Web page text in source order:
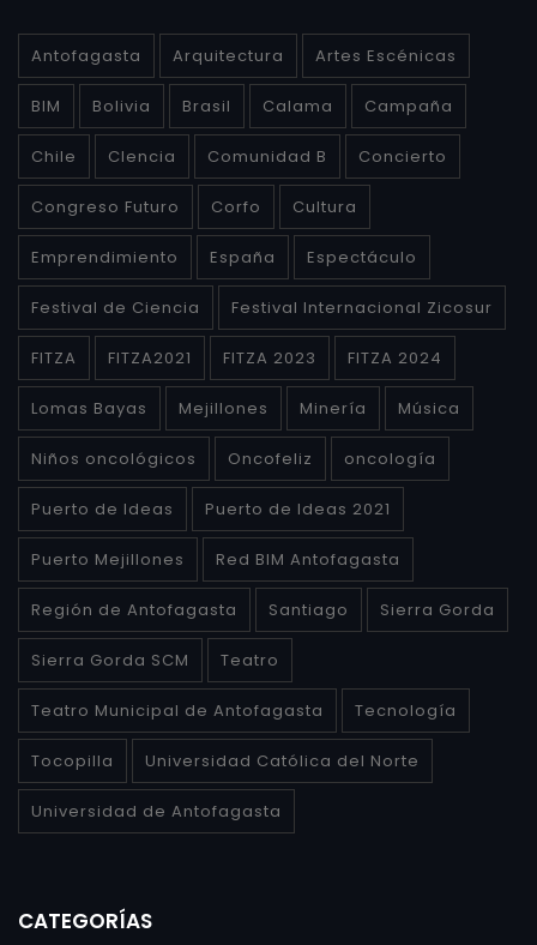
Antofagasta Arquitectura Artes Escénicas
BIM Bolivia Brasil Calama Campaña
Chile CIencia Comunidad B Concierto
Congreso Futuro Corfo Cultura
Emprendimiento España Espectáculo
Festival de Ciencia Festival Internacional Zicosur
FITZA FITZA2021 FITZA 2023 FITZA 2024
Lomas Bayas Mejillones Minería Música
Niños oncológicos Oncofeliz oncología
Puerto de Ideas Puerto de Ideas 2021
Puerto Mejillones Red BIM Antofagasta
Región de Antofagasta Santiago Sierra Gorda
Sierra Gorda SCM Teatro
Teatro Municipal de Antofagasta Tecnología
Tocopilla Universidad Católica del Norte
Universidad de Antofagasta
CATEGORÍAS